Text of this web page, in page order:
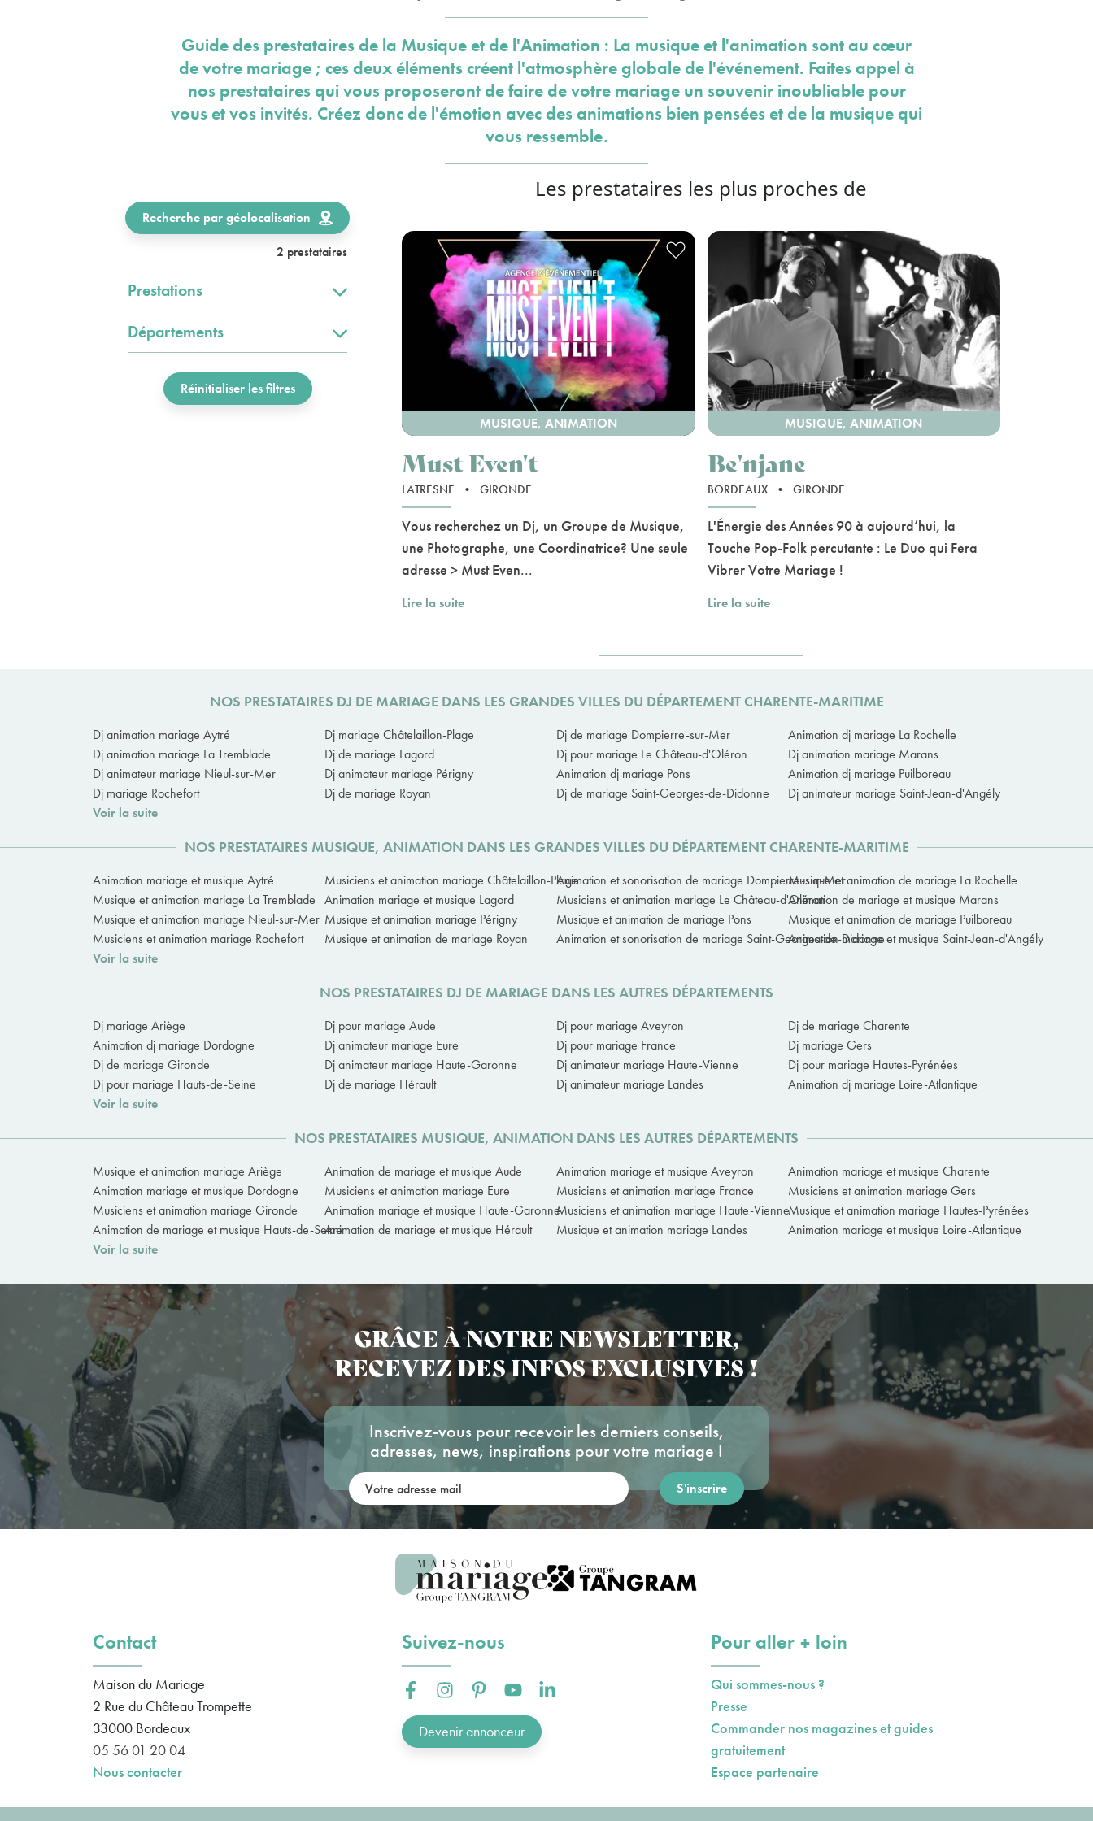
Guide des prestataires de la Musique et de l'Animation : La musique et l'animation sont au cœur
de votre mariage ; ces deux éléments créent l'atmosphère globale de l'événement. Faites appel à
nos prestataires qui vous proposeront de faire de votre mariage un souvenir inoubliable pour
vous et vos invités. Créez donc de l'émotion avec des animations bien pensées et de la musique qui
vous ressemble.
Recherche par géolocalisation
2 prestataires
Prestations
Départements
Réinitialiser les filtres
Les prestataires les plus proches de
MUSIQUE, ANIMATION
Must Even't
LATRESNE • GIRONDE
Vous recherchez un Dj, un Groupe de Musique,
une Photographe, une Coordinatrice? Une seule
adresse > Must Even...
Lire la suite
MUSIQUE, ANIMATION
Be'njane
BORDEAUX • GIRONDE
L'Énergie des Années 90 à aujourd’hui, la
Touche Pop-Folk percutante : Le Duo qui Fera
Vibrer Votre Mariage !
Lire la suite
NOS PRESTATAIRES DJ DE MARIAGE DANS LES GRANDES VILLES DU DÉPARTEMENT CHARENTE-MARITIME
Dj animation mariage Aytré Dj mariage Châtelaillon-Plage Dj de mariage Dompierre-sur-Mer
Animation dj mariage La Rochelle
Dj animation mariage La Tremblade
Dj de mariage Lagord Dj pour mariage Le Château-d'Oléron
Dj animation mariage Marans
Dj animateur mariage Nieul-sur-Mer
Dj animateur mariage Périgny Animation dj mariage Pons
Animation dj mariage Puilboreau
Dj mariage Rochefort
Dj de mariage Royan Dj de mariage Saint-Georges-de-Didonne
Dj animateur mariage Saint-Jean-d'Angély
Voir la suite
NOS PRESTATAIRES MUSIQUE, ANIMATION DANS LES GRANDES VILLES DU DÉPARTEMENT CHARENTE-MARITIME
Animation mariage et musique Aytré Musiciens et animation mariage Châtelaillon-PlageAnimation et sonorisation de mariage Dompierre-sur-MerMusique et animation de mariage La Rochelle
Musique et animation mariage La Tremblade Animation mariage et musique Lagord Musiciens et animation mariage Le Château-d'OléronAnimation de mariage et musique Marans
Musique et animation mariage Nieul-sur-Mer Musique et animation mariage Périgny Musique et animation de mariage Pons
Musique et animation de mariage Puilboreau
Musiciens et animation mariage Rochefort
Musique et animation de mariage Royan Animation et sonorisation de mariage Saint-Georges-de-DidonneAnimation mariage et musique Saint-Jean-d'Angély
Voir la suite
NOS PRESTATAIRES DJ DE MARIAGE DANS LES AUTRES DÉPARTEMENTS
Dj mariage Ariège Dj pour mariage Aude Dj pour mariage Aveyron
Dj de mariage Charente
Animation dj mariage Dordogne
Dj animateur mariage Eure Dj pour mariage France
Dj mariage Gers
Dj de mariage Gironde
Dj animateur mariage Haute-Garonne Dj animateur mariage Haute-Vienne
Dj pour mariage Hautes-Pyrénées
Dj pour mariage Hauts-de-Seine
Dj de mariage Hérault Dj animateur mariage Landes
Animation dj mariage Loire-Atlantique
Voir la suite
NOS PRESTATAIRES MUSIQUE, ANIMATION DANS LES AUTRES DÉPARTEMENTS
Musique et animation mariage Ariège Animation de mariage et musique Aude Animation mariage et musique Aveyron
Animation mariage et musique Charente
Animation mariage et musique Dordogne
Musiciens et animation mariage Eure Musiciens et animation mariage France
Musiciens et animation mariage Gers
Musiciens et animation mariage Gironde
Animation mariage et musique Haute-GaronneMusiciens et animation mariage Haute-VienneMusique et animation mariage Hautes-Pyrénées
Animation de mariage et musique Hauts-de-SeineAnimation de mariage et musique Hérault Musique et animation mariage Landes
Animation mariage et musique Loire-Atlantique
Voir la suite
GRÂCE À NOTRE NEWSLETTER,
RECEVEZ DES INFOS EXCLUSIVES !
Inscrivez-vous pour recevoir les derniers conseils,
adresses, news, inspirations pour votre mariage !
Votre adresse mail:
Contact
Maison du Mariage
2 Rue du Château Trompette
33000 Bordeaux
05 56 01 20 04
Nous contacter
Suivez-nous
Facebook :Instagram :Pinterest :Youtube :Linkedin :
Devenir annonceur
Pour aller plusloin
Qui sommes-nous ?
Presse
Commander nos magazines et guides
gratuitement
Espace partenaire